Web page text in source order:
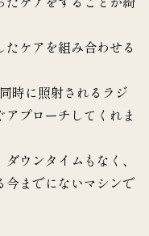
ケアを組み合わせる
時に照射されるラジ
プローチしてくれま
ウンタイムもなく、
今までにないマシンで